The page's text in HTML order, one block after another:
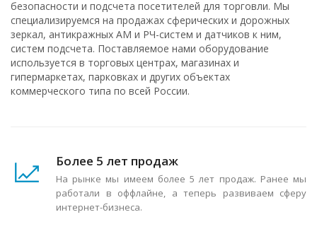
безопасности и подсчета посетителей для торговли. Мы
специализируемся на продажах сферических и дорожных
зеркал, антикражных АМ и РЧ-систем и датчиков к ним,
систем подсчета. Поставляемое нами оборудование
используется в торговых центрах, магазинах и
гипермаркетах, парковках и других объектах
коммерческого типа по всей России.
Более 5 лет продаж
На рынке мы имеем более 5 лет продаж. Ранее мы
работали в оффлайне, а теперь развиваем сферу
интернет-бизнеса.